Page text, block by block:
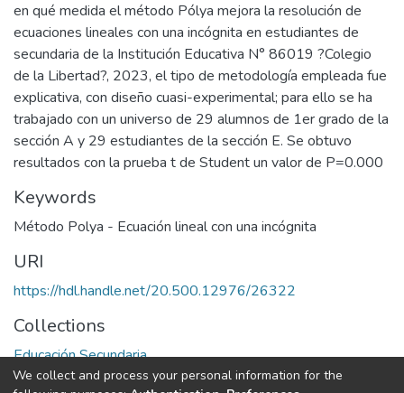
en qué medida el método Pólya mejora la resolución de
ecuaciones lineales con una incógnita en estudiantes de
secundaria de la Institución Educativa N° 86019 ?Colegio
de la Libertad?, 2023, el tipo de metodología empleada fue
explicativa, con diseño cuasi-experimental; para ello se ha
trabajado con un universo de 29 alumnos de 1er grado de la
sección A y 29 estudiantes de la sección E. Se obtuvo
resultados con la prueba t de Student un valor de P=0.000
Keywords
Método Polya - Ecuación lineal con una incógnita
URI
https://hdl.handle.net/20.500.12976/26322
Collections
Educación Secundaria
We collect and process your personal information for the